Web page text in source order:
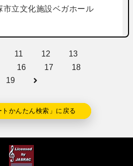
市立文化施設ベガホール
11 12
13
16 17
18
19
かんたん検索」に戻る